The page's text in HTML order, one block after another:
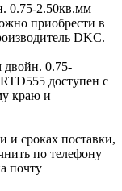
0.75-2.50кв.мм
приобрести в
DKC.
двойн. 0.75-
доступен с
краю и
и сроках поставки,
по телефону
почту